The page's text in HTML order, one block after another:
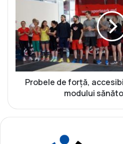
Z
u
a
I
r
e
e
d
e
Probele de forţă,
modului